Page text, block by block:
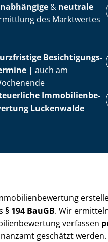
& neutrale
des Marktwertes
Be­sich­ti­gungs­
| auch am
Im­mo­bi­li­en­be­
Luckenwalde
§ 194 BauGB. Wir
verfassen
geschätzt